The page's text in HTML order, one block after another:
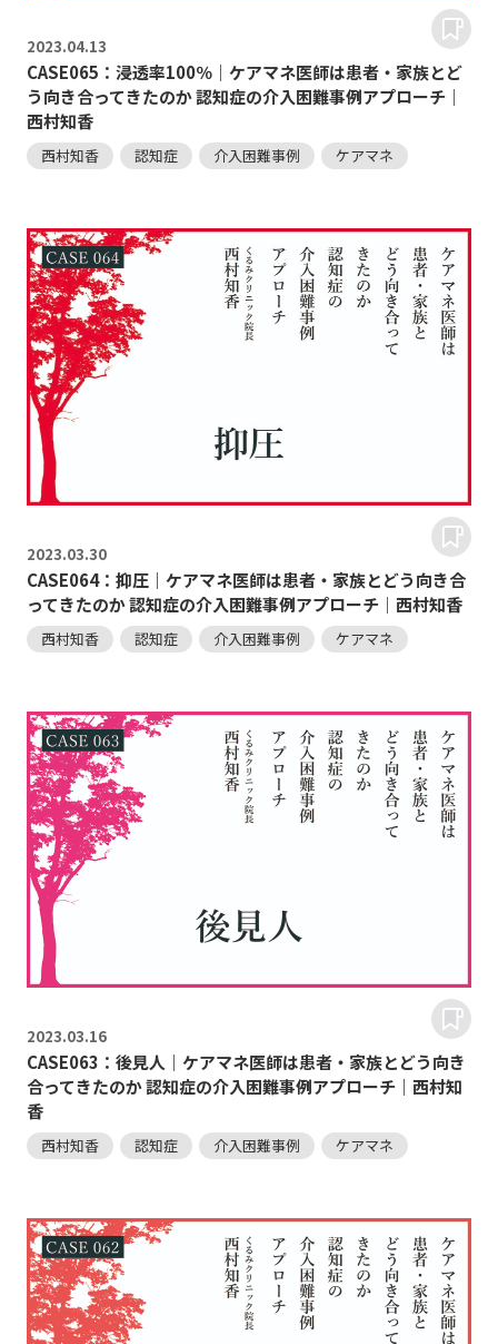
2023.04.13
CASE065：浸透率100％｜ケアマネ医師は患者・家族とど
う向き合ってきたのか 認知症の介入困難事例アプローチ｜
西村知香
西村知香 認知症 介入困難事例 ケアマネ
2023.03.30
CASE064：抑圧｜ケアマネ医師は患者・家族とどう向き合
ってきたのか 認知症の介入困難事例アプローチ｜西村知香
西村知香 認知症 介入困難事例 ケアマネ
2023.03.16
CASE063：後見人｜ケアマネ医師は患者・家族とどう向き
合ってきたのか 認知症の介入困難事例アプローチ｜西村知
香
西村知香 認知症 介入困難事例 ケアマネ